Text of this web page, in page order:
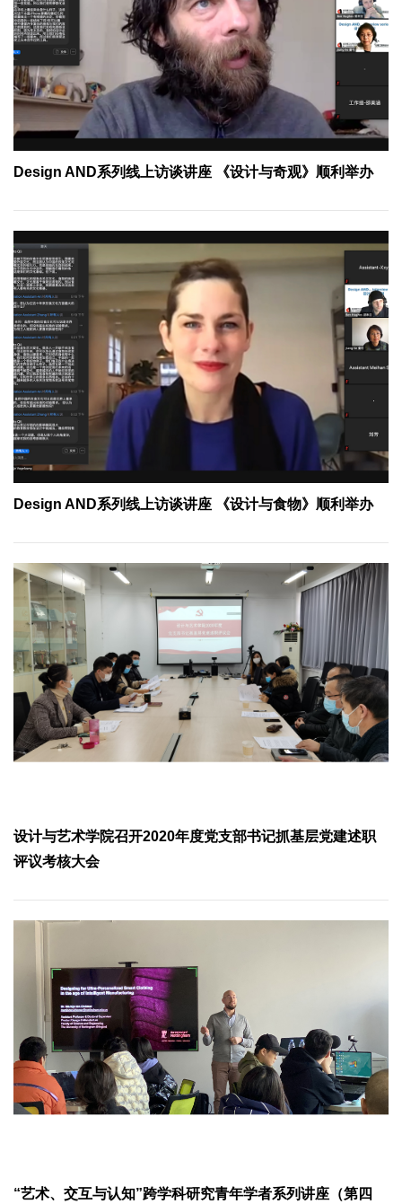
Design AND系列线上访谈讲座 《设计与奇观》顺利举办
Design AND系列线上访谈讲座 《设计与食物》顺利举办
设计与艺术学院召开2020年度党支部书记抓基层党建述职
评议考核大会
“艺术、交互与认知”跨学科研究青年学者系列讲座（第四